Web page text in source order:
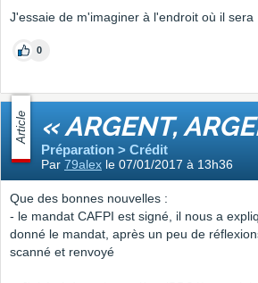
J'essaie de m'imaginer à l'endroit où il sera
0
Article « ARGENT,
Préparation > Crédit
Par 79alex le 07/01/2017 à 13h36
Que des bonnes nouvelles :
- le mandat CAFPI est signé, il nous a
donné le mandat, après un peu de
scanné et renvoyé